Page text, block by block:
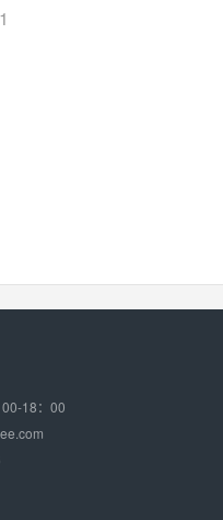
相似度 35%
(韦尔-WillSemi)
相似度 34%
18：00